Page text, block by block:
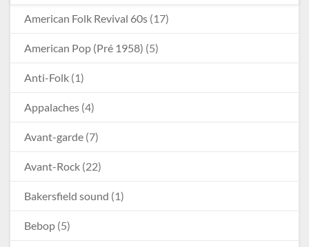
American Folk Revival 60s (17)
American Pop (Pré 1958) (5)
Anti-Folk (1)
Appalaches (4)
Avant-garde (7)
Avant-Rock (22)
Bakersfield sound (1)
Bebop (5)